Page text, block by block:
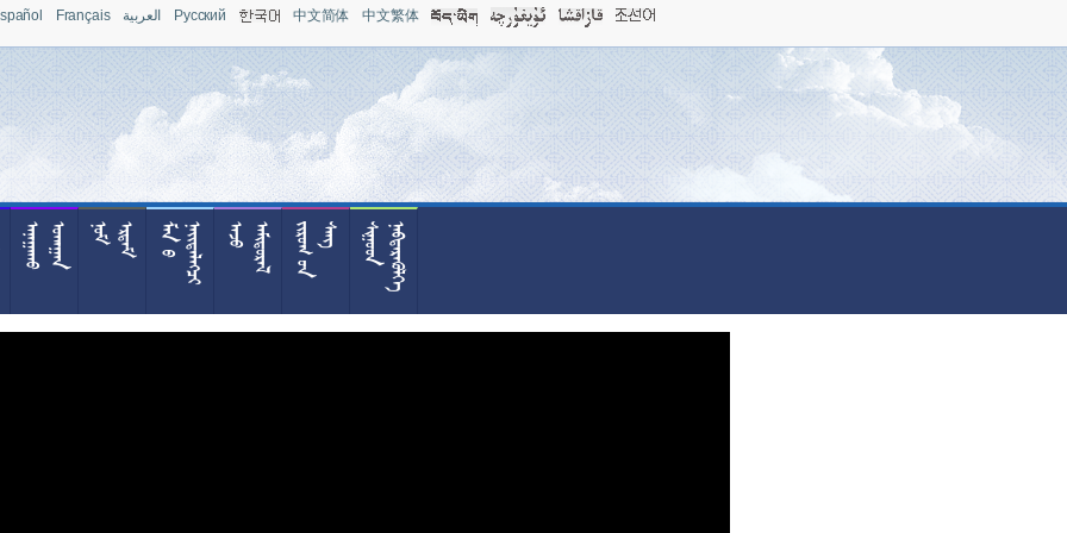
Français العربية Pусский 中文简体 中文繁体











  





  












 








  







 














